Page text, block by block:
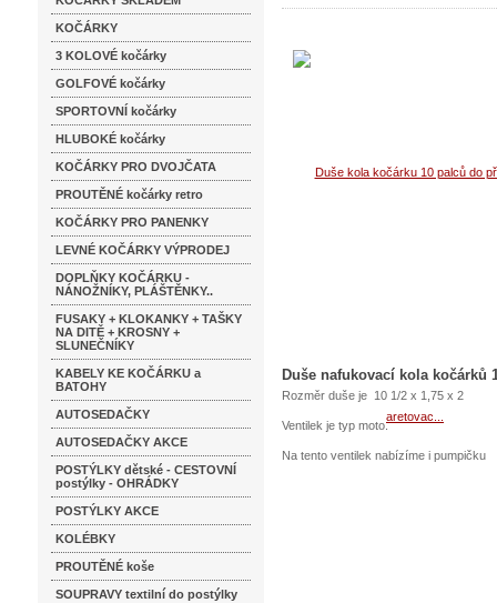
KOČÁRKY
3 KOLOVÉ kočárky
GOLFOVÉ kočárky
SPORTOVNÍ kočárky
HLUBOKÉ kočárky
KOČÁRKY PRO DVOJČATA
PROUTĚNÉ kočárky retro
KOČÁRKY PRO PANENKY
LEVNÉ KOČÁRKY VÝPRODEJ
DOPLŇKY KOČÁRKU -
NÁNOŽNÍKY, PLÁŠTĚNKY..
FUSAKY + KLOKANKY + TAŠKY
NA DITĚ + KROSNY +
SLUNEČNÍKY
KABELY KE KOČÁRKU a
BATOHY
AUTOSEDAČKY
AUTOSEDAČKY AKCE
POSTÝLKY dětské - CESTOVNÍ
postýlky - OHRÁDKY
POSTÝLKY AKCE
KOLÉBKY
PROUTĚNÉ koše
SOUPRAVY textilní do postýlky
Duše nafukovací kola kočárků
Rozměr duše je 10 1/2 x 1,75 x 2
Ventilek je typ moto.
Na tento ventilek nabízíme i pumpičku